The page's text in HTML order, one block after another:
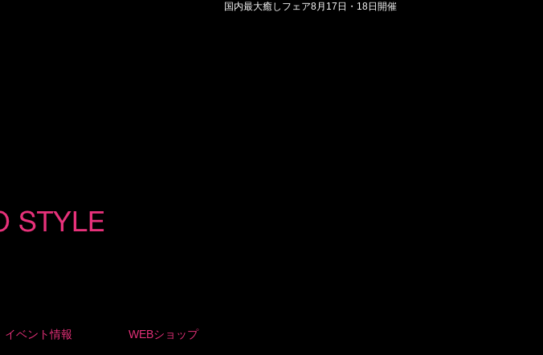
国内最大癒しフェア8月17日・18日開催
イベント情報 WEBショップ